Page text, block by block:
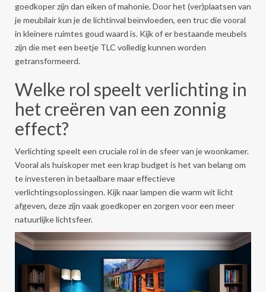
goedkoper zijn dan eiken of mahonie. Door het (ver)plaatsen van
je meubilair kun je de lichtinval beïnvloeden, een truc die vooral
in kleinere ruimtes goud waard is. Kijk of er bestaande meubels
zijn die met een beetje TLC volledig kunnen worden
getransformeerd.
Welke rol speelt verlichting in
het creëren van een zonnig
effect?
Verlichting speelt een cruciale rol in de sfeer van je woonkamer.
Vooral als huiskoper met een krap budget is het van belang om
te investeren in betaalbare maar effectieve
verlichtingsoplossingen. Kijk naar lampen die warm wit licht
afgeven, deze zijn vaak goedkoper en zorgen voor een meer
natuurlijke lichtsfeer.